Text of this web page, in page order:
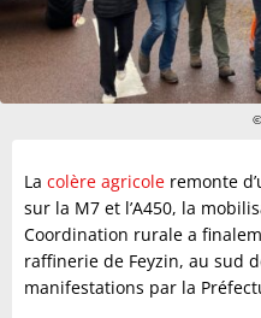
La colère agricole remonte
sur la M7 et l’A450, la
Coordination rurale a
raffinerie de Feyzin, au sud
manifestations par la